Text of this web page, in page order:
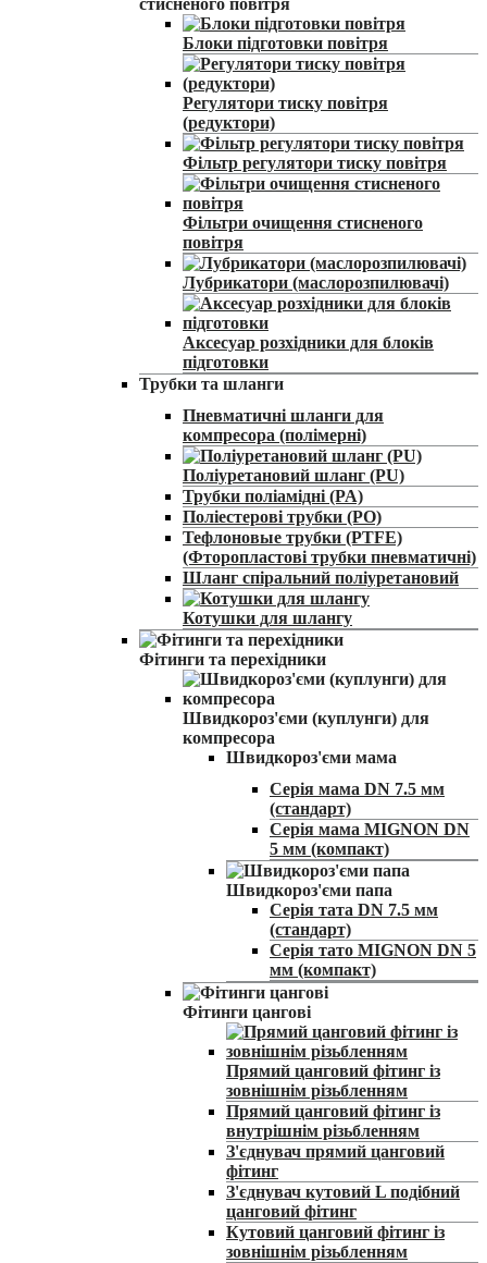
стисненого повітря
Блоки підготовки повітря
Регулятори тиску повітря
(редуктори)
Фільтр регулятори тиску повітря
Фільтри очищення стисненого
повітря
Лубрикатори (маслорозпилювачі)
Аксесуар розхідники для блоків
підготовки
Трубки та шланги
Пневматичні шланги для
компресора (полімерні)
Поліуретановий шланг (PU)
Трубки поліамідні (PA)
Поліестерові трубки (PO)
Тефлоновые трубки (PTFE)
(Фторопластові трубки пневматичні)
Шланг спіральний поліуретановий
Котушки для шлангу
Фітинги та перехідники
Швидкороз'єми (куплунги) для
компресора
Швидкороз'єми мама
Серія мама DN 7.5 мм
(стандарт)
Серія мама MIGNON DN
5 мм (компакт)
Швидкороз'єми папа
Серія тата DN 7.5 мм
(стандарт)
Серія тато MIGNON DN 5
мм (компакт)
Фітинги цангові
Прямий цанговий фітинг із
зовнішнім різьбленням
Прямий цанговий фітинг із
внутрішнім різьбленням
З'єднувач прямий цанговий
фітинг
З'єднувач кутовий L подібний
цанговий фітинг
Кутовий цанговий фітинг із
зовнішнім різьбленням